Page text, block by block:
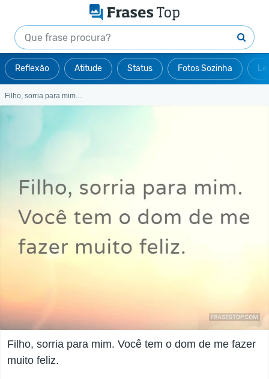
Reflexão Atitude Status Fotos Sozinha
Filho, sorria para mim....
Filho, sorria para mim. Você tem o dom de me fazer
muito feliz.